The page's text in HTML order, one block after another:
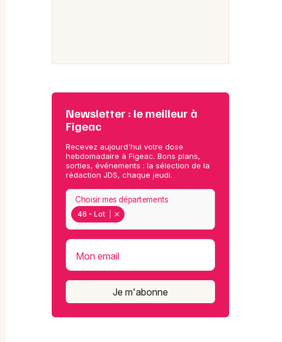
Newsletter : le meilleur à
Figeac
Recevez aujourd'hui votre dose
hebdomadaire à Figeac. Bons plans,
sorties, événements : la sélection de la
rédaction JDS, chaque jeudi.
46 - Lot
Choisir mes départements
Mon email
Je m'abonne